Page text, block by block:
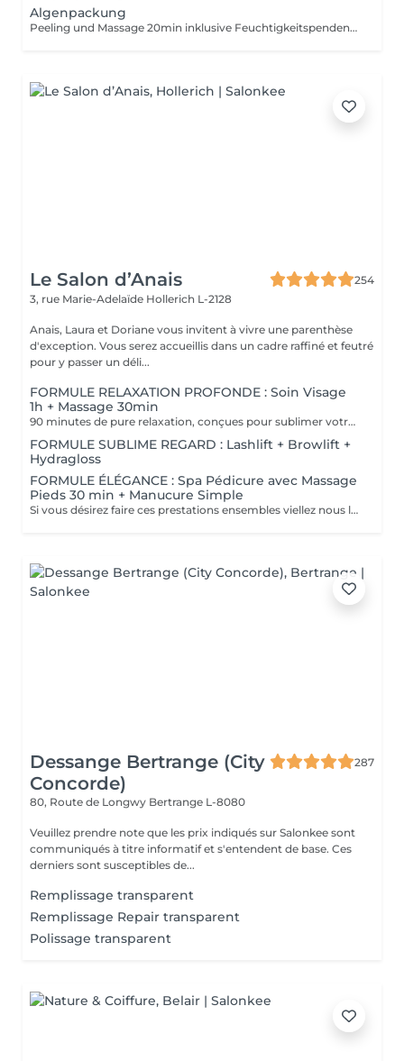
Algenpackung
Peeling und Massage 20min inklusive Feuchtigkeitspendend Entgiftend Reinigend Stimulierend
Le Salon d’Anais
254
3, rue Marie-Adelaïde Hollerich L-2128
Anais, Laura et Doriane vous invitent à vivre une parenthèse
d'exception. Vous serez accueillis dans un cadre raffiné et feutré
pour y passer un déli...
FORMULE RELAXATION PROFONDE : Soin Visage
1h + Massage 30min
90 minutes de pure relaxation, conçues pour sublimer votre peau tout en relâchant les tensions du corps. Une Tisane détox vous sera offerte pour prolonger cet instant de douceur.
FORMULE SUBLIME REGARD : Lashlift + Browlift +
Hydragloss
FORMULE ÉLÉGANCE : Spa Pédicure avec Massage
Pieds 30 min + Manucure Simple
Si vous désirez faire ces prestations ensembles viellez nous le préciser en note lors de votre réservation. Un supplément vous sera demander si vous souhaiter un vernis simple ou semi-permanent.
Dessange Bertrange (City
Concorde)
287
80, Route de Longwy Bertrange L-8080
Veuillez prendre note que les prix indiqués sur Salonkee sont
communiqués à titre informatif et s'entendent de base. Ces
derniers sont susceptibles de...
Remplissage transparent
Remplissage Repair transparent
Polissage transparent